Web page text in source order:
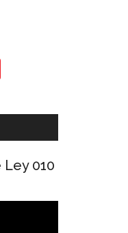
010